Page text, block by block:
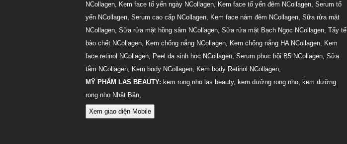
NCollagen, Kem face tổ yến ngày NCollagen, Kem face tổ yến đêm NCollagen, Serum tổ
yến NCollagen, Serum cao cấp NCollagen, Kem face nám đêm NCollagen, Sữa rửa mặt
NCollagen, Sữa rửa mặt hồng sâm NCollagen, Sữa rửa mặt Bạch Ngọc NCollagen, Tẩy tế
bào chết NCollagen, Kem chống nắng NCollagen, Kem chống nắng HA NCollagen, Kem
face retinol NCollagen, Peel da sinh học NCollagen, Serum phục hồi B5 NCollagen, Sữa
tắm NCollagen, Kem body NCollagen, Kem body Retinol NCollagen,
MỸ PHẨM LAS BEAUTY: kem rong nho las beauty, kem dưỡng rong nho, kem dưỡng
rong nho Nhật Bản,